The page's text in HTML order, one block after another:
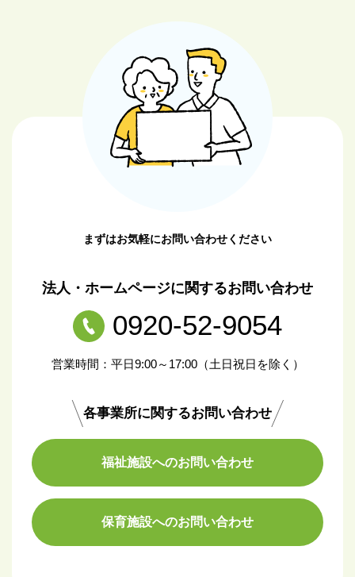
まずはお気軽にお問い合わせください
法人・ホームページに関するお問い合わせ
0920-52-9054
営業時間：平日9:00～17:00（土日祝日を除く）
各事業所に関するお問い合わせ
福祉施設へのお問い合わせ
保育施設へのお問い合わせ